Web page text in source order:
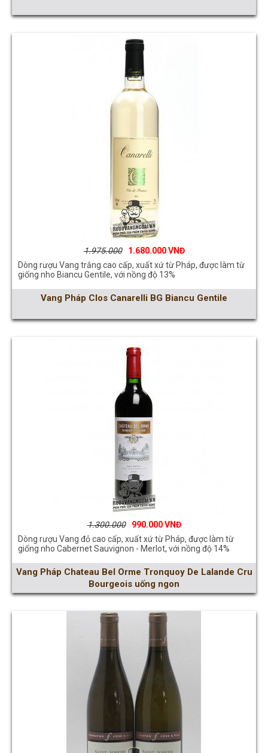
1.975.000
1.680.000
Dòng rượu Vang trắng cao cấp, xuất xứ từ Pháp, được làm từ
giống nho Biancu Gentile, với nồng độ 13%
Vang Pháp Clos Canarelli BG Biancu Gentile
1.300.000
990.000
Dòng rượu Vang đỏ cao cấp, xuất xứ từ Pháp, được làm từ
giống nho Cabernet Sauvignon - Merlot, với nồng độ 14%
Vang Pháp Chateau Bel Orme Tronquoy De Lalande Cru
Bourgeois uống ngon